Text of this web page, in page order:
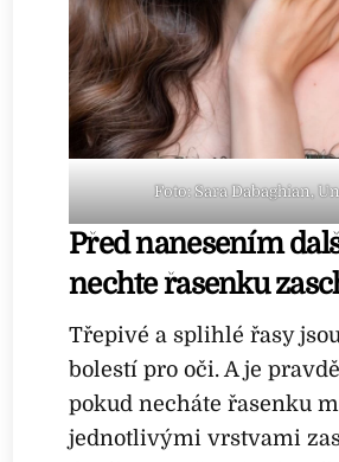
Foto: Sara Dabaghian,
Před nanesením
nechte řasenku
Třepivé a splihlé řasy
bolestí pro oči. A je
pokud necháte řasenku
jednotlivými vrstvami